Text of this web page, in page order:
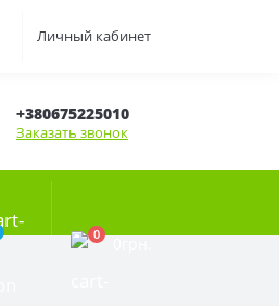
Личный кабинет
+380675225010
Заказать звонок
0